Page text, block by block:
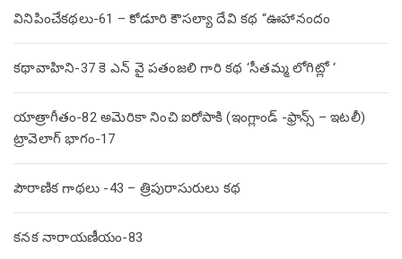
వినిపించేకథలు-61 – కోడూరి కౌసల్యా దేవి కథ “ఊహానందం
కథావాహిని-37 కె ఎన్ వై పతంజలి గారి కథ ‘సీతమ్మ లోగిట్లో ‘
యాత్రాగీతం-82 అమెరికా నించి ఐరోపాకి (ఇంగ్లాండ్ -ఫ్రాన్స్ – ఇటలీ)
ట్రావెలాగ్ భాగం-17
పౌరాణిక గాథలు -43 – త్రిపురాసురులు కథ
కనక నారాయణీయం-83